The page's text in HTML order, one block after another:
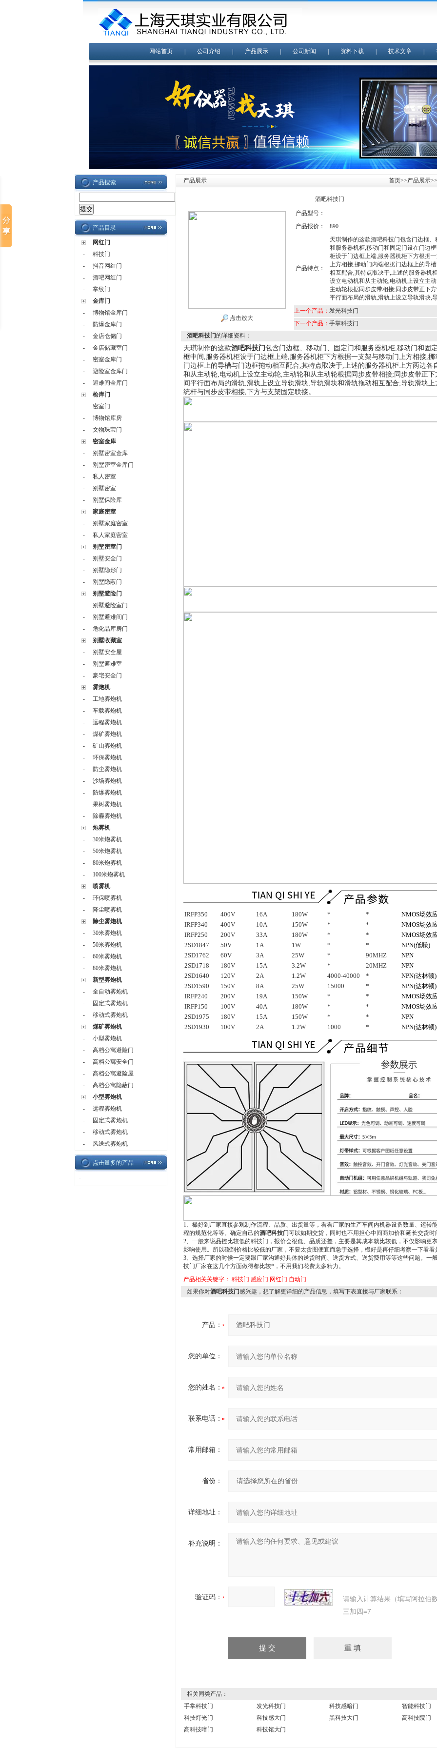
网站首页 公司介绍 产品展示 公司新闻 资料下载 技术文章
产品搜索
产品目录
网红门
-
科技门
-
抖音网红门
-
酒吧网红门
-
掌纹门
金库门
-
博物馆金库门
-
防爆金库门
-
金店仓储门
-
金店储藏室门
-
密室金库门
-
避险室金库门
-
避难间金库门
枪库门
-
密室门
-
博物馆库房
-
文物珠宝门
密室金库
-
别墅密室金库
-
别墅密室金库门
-
私人密室
-
别墅密室
-
别墅保险库
家庭密室
-
别墅家庭密室
-
私人家庭密室
别墅密室门
-
别墅安全门
-
别墅隐形门
-
别墅隐蔽门
别墅避险门
-
别墅避险室门
-
别墅避难间门
-
危化品库房门
别墅收藏室
-
别墅安全屋
-
别墅避难室
-
豪宅安全门
雾炮机
-
工地雾炮机
-
车载雾炮机
-
远程雾炮机
-
煤矿雾炮机
-
矿山雾炮机
-
环保雾炮机
-
防尘雾炮机
-
沙场雾炮机
-
防爆雾炮机
-
果树雾炮机
-
除霾雾炮机
炮雾机
-
30米炮雾机
-
50米炮雾机
-
80米炮雾机
-
100米炮雾机
喷雾机
-
环保喷雾机
-
降尘喷雾机
除尘雾炮机
-
30米雾炮机
-
50米雾炮机
-
60米雾炮机
-
80米雾炮机
新型雾炮机
-
全自动雾炮机
-
固定式雾炮机
-
移动式雾炮机
煤矿雾炮机
-
小型雾炮机
-
高档公寓避险门
-
高档公寓安全门
-
高档公寓避险屋
-
高档公寓隐蔽门
小型雾炮机
-
远程雾炮机
-
固定式雾炮机
-
移动式雾炮机
-
风送式雾炮机
点击量多的产品
·
产品展示 首页>>产品展示>>
酒吧科技门
点击放大
产品型号：
产品报价：
890
产品特点：
天琪制作的这款酒吧科技门包含门边框、
和服务器机柜,移动门和固定门设在门边
柜设于门边框上端,服务器机柜下方根据
上方相接,挪动门内端根据门边框上的导
相互配合,其特点取决于,上述的服务器机
设立电动机和从主动轮,电动机上设立主
主动轮根据同步皮带相接;同步皮带正下
平行面布局的滑轨,滑轨上设立导轨滑块,
上一个产品： 发光科技门
下一个产品： 手掌科技门
酒吧科技门的详细资料：
天琪制作的这款酒吧科技门包含门边框、移动门、固定门和服务器机柜,移动门和固
框中间 ,服务器机柜设于门边框上端,服务器机柜下方根据一支架与移动门上方相接,挪
门边框上的导槽与门边框拖动相互配合,其特点取决于,上述的服务器机柜上方两边各
和从主动轮,电动机上设立主动轮,主动轮和从主动轮根据同步皮带相接; 同步皮带正
间平行面布局的滑轨,滑轨上设立导轨滑块,导轨滑块和滑轨拖动相互配合;导轨滑块上
统杆与同步皮带相接,下方与支架固定联接。
IRFP350 400V 16A 180W * * NMOS场效
IRFP340
400V 10A 150W * * NMOS场效
IRFP250
200V 33A 180W * * NMOS场效
2SD1847
50V 1A 1W * * NPN(低噪)
2SD1762
60V 3A 25W * 90MHZ
NPN
2SD1718
180V 15A 3.2W * 20MHZ
NPN
2SD1640
120V 2A 1.2W 4000-40000 * NPN(达林顿)
2SD1590
150V 8A 25W 15000 * NPN(达林顿)
IRFP240
200V 19A 150W * * NMOS场效
IRFP150
100V 40A 180W * * NMOS场效
2SD1975
180V 15A 150W * *
NPN
2SD1930
100V 2A 1.2W 1000 * NPN(达林顿)
1、樶好到厂家直接参观制作流程、品质、出货量等，看看厂家的生产车间内机器设备数量、运转
程的规范化等等。确定自己的酒吧科技门可以如期交货，同时也不用担心中间商加价和延长交货时
2、一般来说品控比较低的科技门，报价会很低、品质还差，主要是其成本就比较低，不仅影响更
影响使用。所以碰到价格比较低的厂家，不要太贪图便宜而急于选择，樶好是再仔细考察一下看看
3、选择厂家的时候一定要跟厂家沟通好具体的送货时间、送货方式、送货费用等等这些问题。一
技门厂家在这几个方面做得都比较*，不用我们花费太多精力。
产品相关关键字： 科技门 感应门 网红门 自动门
如果你对酒吧科技门感兴趣，想了解更详细的产品信息，填写下表直接与厂家联系：
产品：
您的单位：
您的姓名：
联系电话：
常用邮箱：
省份：
详细地址：
补充说明：
验证码：
请输入计算结果（填写阿拉伯
三加四=7
相关同类产品：
手掌科技门
发光科技门 科技感暗门
智能科技门
科技灯光门
科技感大门 黑科技大门
高科技院门
高科技暗门
科技馆大门